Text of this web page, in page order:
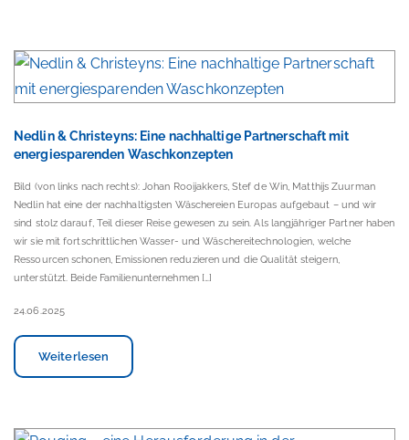
Nedlin & Christeyns: Eine nachhaltige Partnerschaft mit
energiesparenden Waschkonzepten
Bild (von links nach rechts): Johan Rooijakkers, Stef de Win, Matthijs Zuurman
Nedlin hat eine der nachhaltigsten Wäschereien Europas aufgebaut – und wir
sind stolz darauf, Teil dieser Reise gewesen zu sein. Als langjähriger Partner haben
wir sie mit fortschrittlichen Wasser- und Wäschereitechnologien, welche
Ressourcen schonen, Emissionen reduzieren und die Qualität steigern,
unterstützt. Beide Familienunternehmen […]
24.06.2025
Weiterlesen